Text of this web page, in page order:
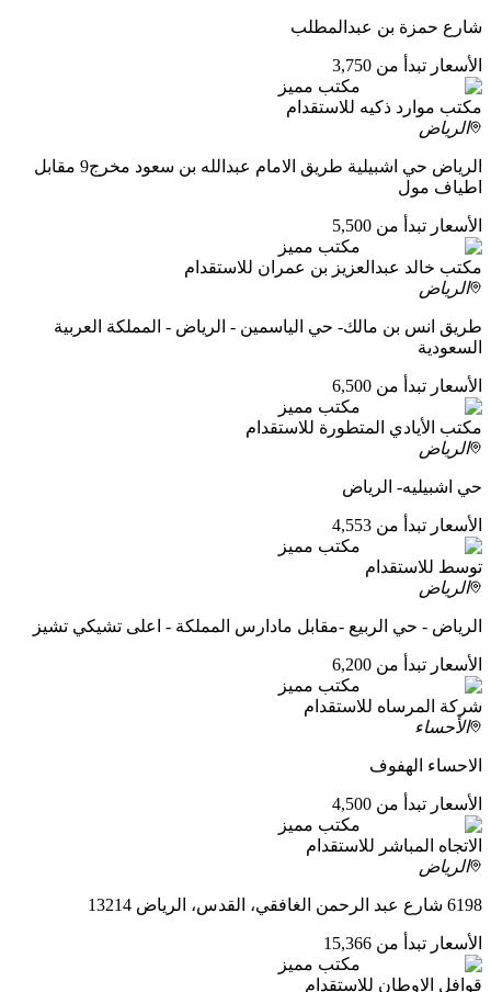
شارع حمزة بن عبدالمطلب
الأسعار تبدأ من 3,750
مكتب مميز
مكتب موارد ذكيه للاستقدام
الرياض
الرياض حي اشبيلية طريق الامام عبدالله بن سعود مخرج9 مقابل
اطياف مول
الأسعار تبدأ من 5,500
مكتب مميز
مكتب خالد عبدالعزيز بن عمران للاستقدام
الرياض
طريق انس بن مالك- حي الياسمين - الرياض - المملكة العربية
السعودية
الأسعار تبدأ من 6,500
مكتب مميز
مكتب الأيادي المتطورة للاستقدام
الرياض
حي اشبيليه- الرياض
الأسعار تبدأ من 4,553
مكتب مميز
توسط للاستقدام
الرياض
الرياض - حي الربيع -مقابل مادارس المملكة - اعلى تشيكي تشيز
الأسعار تبدأ من 6,200
مكتب مميز
شركة المرساه للاستقدام
الأحساء
الاحساء الهفوف
الأسعار تبدأ من 4,500
مكتب مميز
الاتجاه المباشر للاستقدام
الرياض
6198 شارع عبد الرحمن الغافقي، القدس، الرياض 13214
الأسعار تبدأ من 15,366
مكتب مميز
قوافل الاوطان للاستقدام